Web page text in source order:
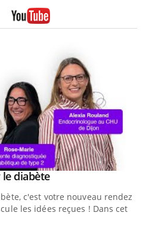
le diabèteYoutube
c'est votre nouveau rendez-
les idées reçues ! Dans cet